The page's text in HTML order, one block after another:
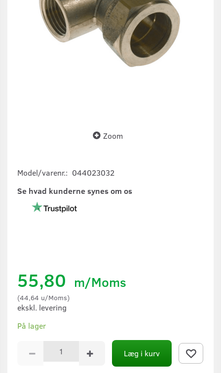
Zoom
Model/varenr.: 044023032
Se hvad kunderne synes om os
55,80 m/Moms
(44,64 u/Moms)
ekskl. levering
På lager
Læg i kurv